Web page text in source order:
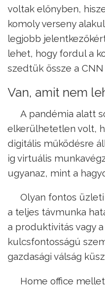
voltak előnyben,
komoly verseny
legjobb
lehet, hogy fordul a
szedtük össze a CNN
Van, amit nem
A pandémia alatt
elkerülhetetlen volt,
digitális működésre
ig virtuális
ugyanaz, mint a
Olyan fontos
a teljes távmunka
a produktivitás vagy
kulcsfontosságú
gazdasági válság
Home office